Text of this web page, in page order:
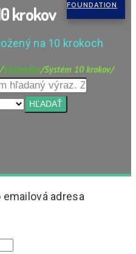
FOUNDATION
krokov
na 10 krokoch
Videotéka/Systém 10 krokov/
adresa